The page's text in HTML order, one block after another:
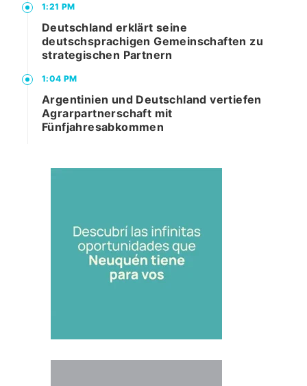
1:21 PM
Deutschland erklärt seine
deutschsprachigen Gemeinschaften zu
strategischen Partnern
1:04 PM
Argentinien und Deutschland vertiefen
Agrarpartnerschaft mit
Fünfjahresabkommen